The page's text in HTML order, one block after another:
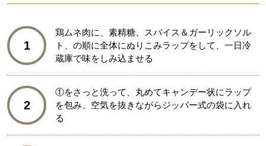
1
鶏ムネ肉に、素精糖、スパイス＆ガーリックソル
ト、の順に全体にぬりこみラップをして、一日冷
蔵庫で味をしみ込ませる
2
①をさっと洗って、丸めてキャンデー状にラップ
を包み、空気を抜きながらジッパー式の袋に入れ
る